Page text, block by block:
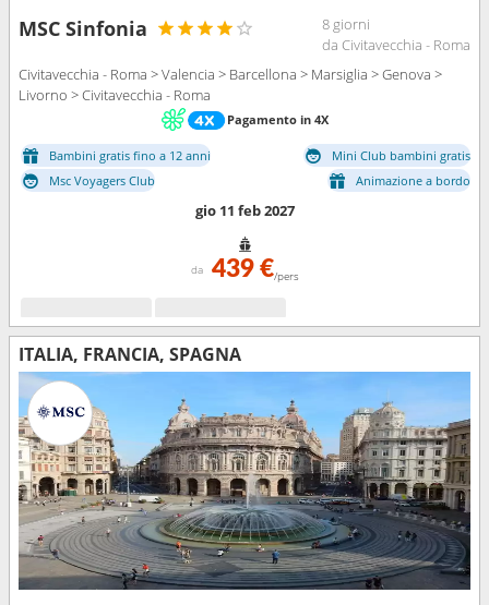
MSC Sinfonia
8 giorni
da Civitavecchia - Roma
Civitavecchia - Roma > Valencia > Barcellona > Marsiglia > Genova >
Livorno > Civitavecchia - Roma
Pagamento in 4X
Bambini gratis fino a 12 anni
Mini Club bambini gratis
Msc Voyagers Club
Animazione a bordo
gio 11 feb 2027
da 439 €/pers
ITALIA, FRANCIA, SPAGNA